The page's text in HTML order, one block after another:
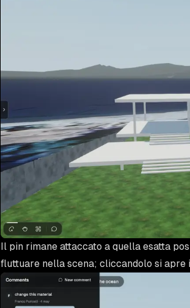
Il pin rimane attaccato a quella esatta
fluttuare nella scena; cliccandolo si apre